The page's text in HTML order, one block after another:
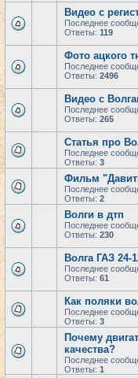
Видео с
Последнее
Ответы: 119
Фото ацкого
Последнее
Ответы: 2496
Видео с
Последнее
Ответы: 265
Статья про
Последнее
Ответы: 3
Фильм
Последнее
Ответы: 2
Волги в дтп
Последнее
Ответы: 230
Волга ГАЗ 24-
Последнее
Ответы: 61
Как поляки
Последнее
Ответы: 3
Почему
качества?
Последнее
Ответы: 1